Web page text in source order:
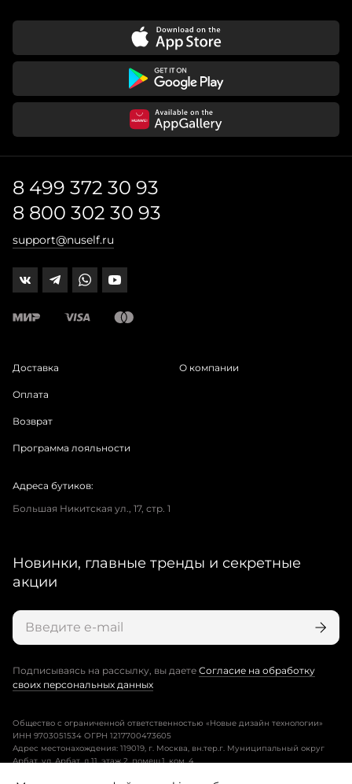
8 499 372 30 93
8 800 302 30 93
support@nuself.ru
Доставка
Оплата
Возврат
Программа лояльности
О компании
Адреса бутиков:
Большая Никитская ул., 17, стр. 1
Новинки, главные тренды и секретные
акции
Подписываясь на рассылку, вы даете Согласие на обработку
своих персональных данных
Общество с ограниченной ответственностью «Новые дизайн технологии»
ИНН 9703051534 ОГРН 1217700473605
Адрес местонахождения: 119019, г. Москва, вн.тер.г. Муниципальный округ
Арбат, ул. Арбат, д.11, этаж 2, помещ.1, ком. 4.